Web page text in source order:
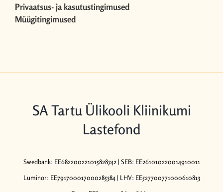
Privaatsus- ja kasutustingimused
Müügitingimused
SA Tartu Ülikooli Kliinikumi
Lastefond
Swedbank: EE682200221015828742 | SEB: EE261010220014910011
Luminor: EE791700017000285384 | LHV: EE527700771000610813